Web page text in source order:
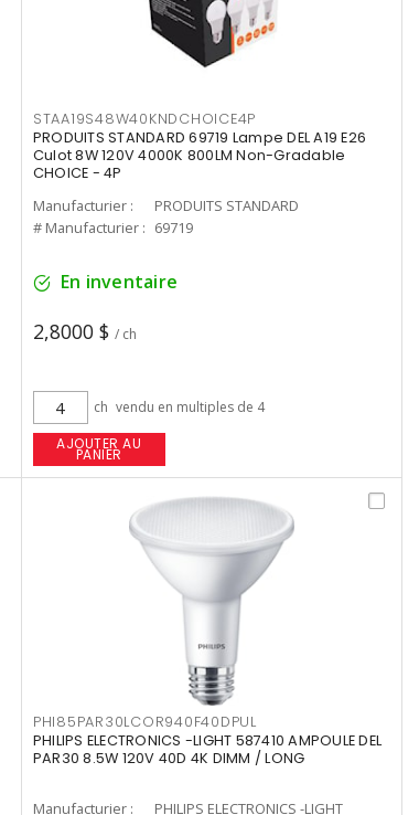
STAA19S48W40KNDCHOICE4P
PRODUITS STANDARD 69719 Lampe DEL A19 E26
Culot 8W 120V 4000K 800LM Non-Gradable
CHOICE - 4P
Manufacturier :
PRODUITS STANDARD
# Manufacturier : 69719
En inventaire
2,8000 $ / ch
ch vendu en multiples de 4
AJOUTER AU
PANIER
PHI85PAR30LCOR940F40DPUL
PHILIPS ELECTRONICS -LIGHT 587410 AMPOULE DEL
PAR30 8.5W 120V 40D 4K DIMM / LONG
Manufacturier :
PHILIPS ELECTRONICS -LIGHT